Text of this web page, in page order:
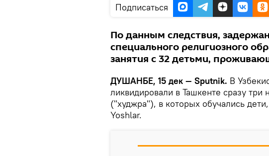
Подписаться
По данным следствия,
специального религиозного
занятия с 32 детьми,
ДУШАНБЕ, 15 дек — Sputnik. В
ликвидировали в Ташкенте сразу
("худжра"), в которых обучались
Yoshlar.